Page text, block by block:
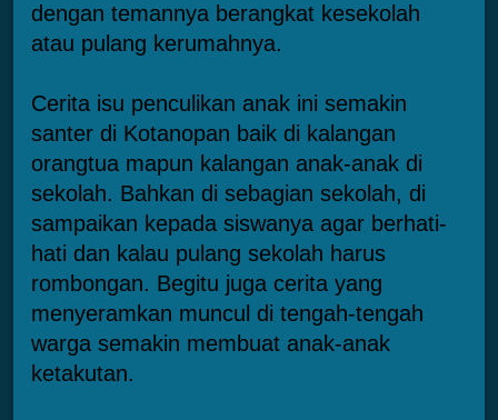
dengan temannya berangkat kesekolah
atau pulang kerumahnya.
Cerita isu penculikan anak ini semakin
santer di Kotanopan baik di kalangan
orangtua mapun kalangan anak-anak di
sekolah. Bahkan di sebagian sekolah, di
sampaikan kepada siswanya agar berhati-
hati dan kalau pulang sekolah harus
rombongan. Begitu juga cerita yang
menyeramkan muncul di tengah-tengah
warga semakin membuat anak-anak
ketakutan.